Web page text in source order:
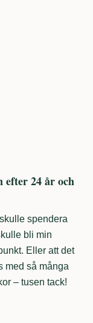
efter 24 år och
spendera
bli min
Eller att det
med så många
– tusen tack!